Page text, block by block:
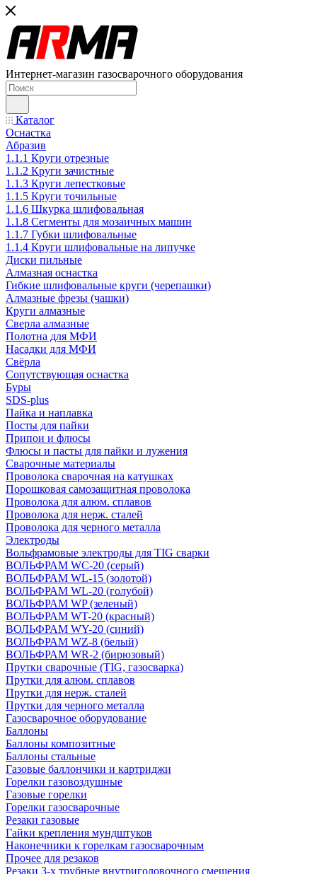
Интернет-магазин газосварочного оборудования
Каталог
Оснастка
Абразив
1.1.1 Круги отрезные
1.1.2 Круги зачистные
1.1.3 Круги лепестковые
1.1.5 Круги точильные
1.1.6 Шкурка шлифовальная
1.1.8 Сегменты для мозаичных машин
1.1.7 Губки шлифовальные
1.1.4 Круги шлифовальные на липучке
Диски пильные
Алмазная оснастка
Гибкие шлифовальные круги (черепашки)
Алмазные фрезы (чашки)
Круги алмазные
Сверла алмазные
Полотна для МФИ
Насадки для МФИ
Свёрла
Сопутствующая оснастка
Буры
SDS-plus
Пайка и наплавка
Посты для пайки
Припои и флюсы
Флюсы и пасты для пайки и лужения
Сварочные материалы
Проволока сварочная на катушках
Порошковая самозащитная проволока
Проволока для алюм. сплавов
Проволока для нерж. сталей
Проволока для черного металла
Электроды
Вольфрамовые электроды для TIG сварки
ВОЛЬФРАМ WC-20 (серый)
ВОЛЬФРАМ WL-15 (золотой)
ВОЛЬФРАМ WL-20 (голубой)
ВОЛЬФРАМ WP (зеленый)
ВОЛЬФРАМ WT-20 (красный)
ВОЛЬФРАМ WY-20 (синий)
ВОЛЬФРАМ WZ-8 (белый)
ВОЛЬФРАМ WR-2 (бирюзовый)
Прутки сварочные (TIG, газосварка)
Прутки для алюм. сплавов
Прутки для нерж. сталей
Прутки для черного металла
Газосварочное оборудование
Баллоны
Баллоны композитные
Баллоны стальные
Газовые баллончики и картриджи
Горелки газовоздушные
Газовые горелки
Горелки газосварочные
Резаки газовые
Гайки крепления мундштуков
Наконечники к горелкам газосварочным
Прочее для резаков
Резаки 3-х трубные внутриголовочного смешения